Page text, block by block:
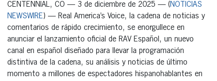
CENTENNIAL, CO — 3 de diciembre de 2025 — (NOTICIAS
NEWSWIRE) — Real America’s Voice, la cadena de noticias y
comentarios de rápido crecimiento, se enorgullece en
anunciar el lanzamiento oficial de RAV Español, un nuevo
canal en español diseñado para llevar la programación
distintiva de la cadena, su análisis y noticias de último
momento a millones de espectadores hispanohablantes en